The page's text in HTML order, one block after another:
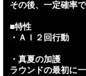
その後、一定確率で
■特性
・ＡＩ２回行動
・真夏の加護
ラウンドの最初に